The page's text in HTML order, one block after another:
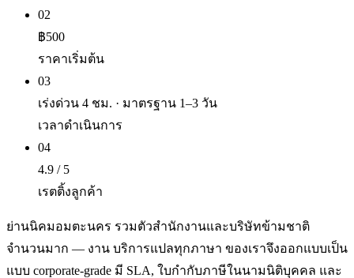
02
฿500
ราคาเริ่มต้น
03
เร่งด่วน 4 ชม. · มาตรฐาน 1–3 วัน
เวลาดำเนินการ
04
4.9 / 5
เรตติ้งลูกค้า
ย่านนิคมอมตะนคร รวมตัวสำนักงานและบริษัทข้ามชาติ
จำนวนมาก — งาน บริการแปลทุกภาษา ของเราจึงออกแบบเป็น
แบบ corporate-grade มี SLA, ใบกำกับภาษีในนามนิติบุคคล และ